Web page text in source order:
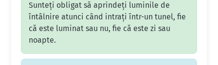
Sunteţi obligat să aprindeţi luminile de
întâlnire atunci când intraţi într-un tunel, fie
că este luminat sau nu, fie că este zi sau
noapte.